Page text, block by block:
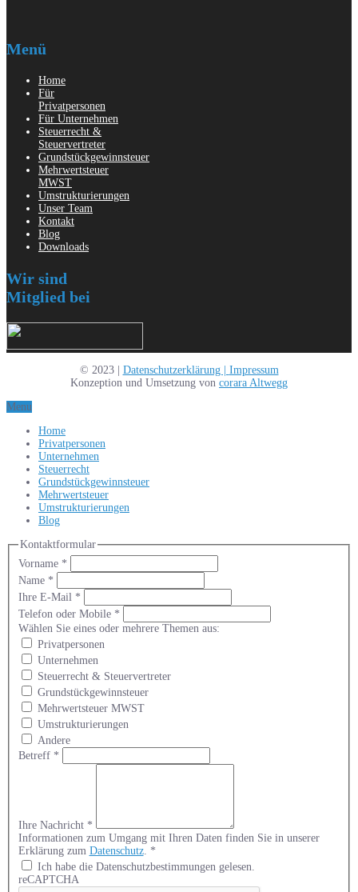
Menü
Home
Für
Privatpersonen
Für Unternehmen
Steuerrecht &
Steuervertreter
Grundstückgewinnsteuer
Mehrwertsteuer
MWST
Umstrukturierungen
Unser Team
Kontakt
Blog
Downloads
Wir sind
Mitglied bei
© 2023 | Datenschutzerklärung | Impressum
Konzeption und Umsetzung von corara Altwegg
Menu
Home
Privatpersonen
Unternehmen
Steuerrecht
Grundstückgewinnsteuer
Mehrwertsteuer
Umstrukturierungen
Blog
Kontaktformular
Vorname *
Name *
Ihre E-Mail *
Telefon oder Mobile *
Wählen Sie eines oder mehrere Themen aus:
Privatpersonen
Unternehmen
Steuerrecht & Steuervertreter
Grundstückgewinnsteuer
Mehrwertsteuer MWST
Umstrukturierungen
Andere
Betreff *
Ihre Nachricht *
Informationen zum Umgang mit Ihren Daten finden Sie in unserer
Erklärung zum Datenschutz. *
Ich habe die Datenschutzbestimmungen gelesen.
reCAPTCHA